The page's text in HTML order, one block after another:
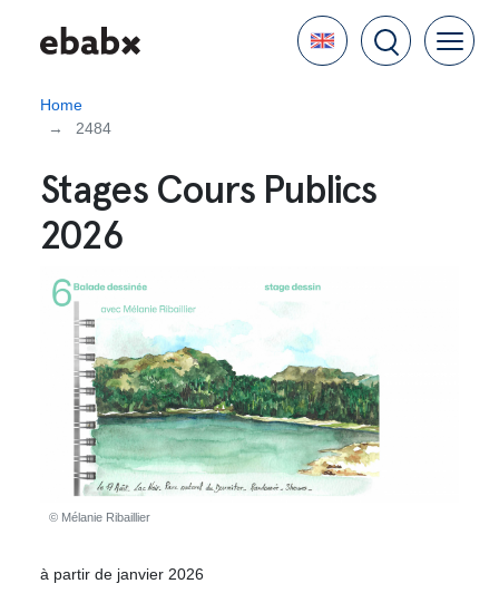
Language
Home
2484
Stages Cours Publics
2026
© Mélanie Ribaillier
à partir de janvier 2026